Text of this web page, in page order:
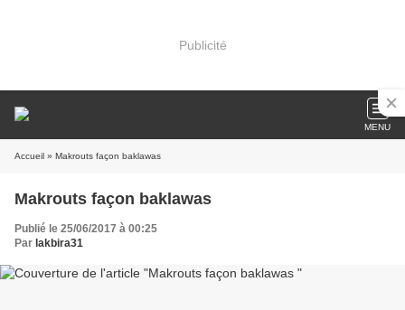
Publicité
MENU
Accueil » Makrouts façon baklawas
Makrouts façon baklawas
Publié le 25/06/2017 à 00:25
Par lakbira31